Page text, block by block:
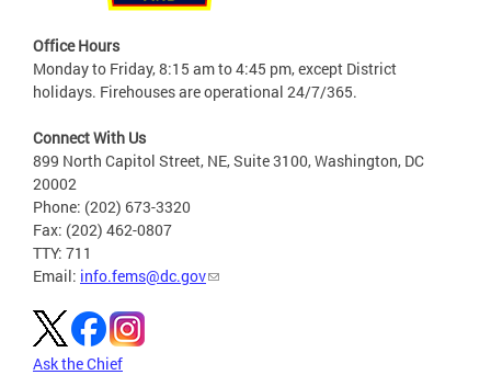
Office Hours
Monday to Friday, 8:15 am to 4:45 pm, except District
holidays. Firehouses are operational 24/7/365.
Connect With Us
899 North Capitol Street, NE, Suite 3100, Washington, DC
20002
Phone: (202) 673-3320
Fax: (202) 462-0807
TTY: 711
Email: info.fems@dc.gov
Ask the Chief